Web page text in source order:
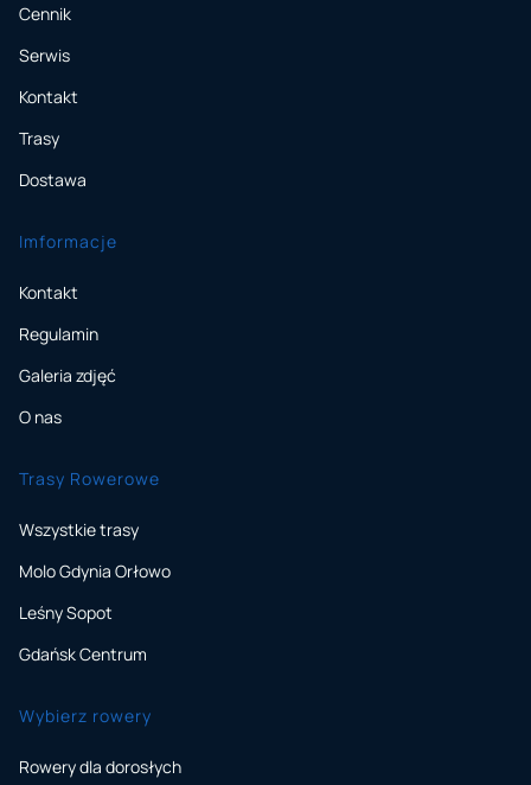
Cennik
Serwis
Kontakt
Trasy
Dostawa
Imformacje
Kontakt
Regulamin
Galeria zdjęć
O nas
Trasy Rowerowe
Wszystkie trasy
Molo Gdynia Orłowo
Leśny Sopot
Gdańsk Centrum
Wybierz rowery
Rowery dla dorosłych